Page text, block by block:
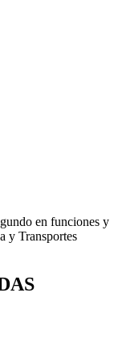
en funciones y
y Transportes